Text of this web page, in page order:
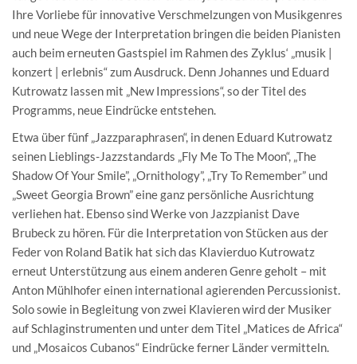
Ihre Vorliebe für innovative Verschmelzungen von Musikgenres
und neue Wege der Interpretation bringen die beiden Pianisten
auch beim erneuten Gastspiel im Rahmen des Zyklus‘ „musik |
konzert | erlebnis“ zum Ausdruck. Denn Johannes und Eduard
Kutrowatz lassen mit „New Impressions“, so der Titel des
Programms, neue Eindrücke entstehen.
Etwa über fünf „Jazzparaphrasen“, in denen Eduard Kutrowatz
seinen Lieblings-Jazzstandards „Fly Me To The Moon“, „The
Shadow Of Your Smile”, „Ornithology”, „Try To Remember” und
„Sweet Georgia Brown” eine ganz persönliche Ausrichtung
verliehen hat. Ebenso sind Werke von Jazzpianist Dave
Brubeck zu hören. Für die Interpretation von Stücken aus der
Feder von Roland Batik hat sich das Klavierduo Kutrowatz
erneut Unterstützung aus einem anderen Genre geholt – mit
Anton Mühlhofer einen international agierenden Percussionist.
Solo sowie in Begleitung von zwei Klavieren wird der Musiker
auf Schlaginstrumenten und unter dem Titel „Matices de Africa“
und „Mosaicos Cubanos“ Eindrücke ferner Länder vermitteln.